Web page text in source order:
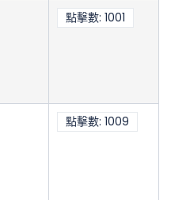
點擊數: 1001
點擊數: 1009